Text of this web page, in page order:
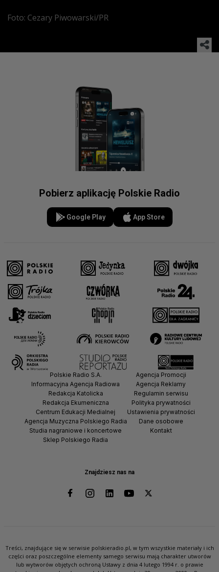
Foto: Cezary Piwowarski/PR
Pobierz aplikację Polskie Radio
Google Play App Store
Znajdziesz nas na
Polskie Radio S.A.
Informacyjna Agencja Radiowa
Redakcja Katolicka
Redakcja Ekumeniczna
Centrum Edukacji Medialnej
Agencja Muzyczna Polskiego Radia
Studia nagraniowe i koncertowe
Sklep Polskiego Radia
Agencja Promocji
Agencja Reklamy
Regulamin serwisu
Polityka prywatności
Ustawienia prywatności
Dane osobowe
Kontakt
Treści, znajdujące się w serwisie polskieradio.pl, w tym wszystkie materiały i ich
części oraz poszczególne elementy samego serwisu mają charakter utworów
lub wytworów objętych ochroną Ustawy z dnia 4 lutego 1994 r. o prawie